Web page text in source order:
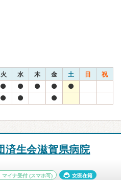
火 水 木 金 土 日 祝
済生会滋賀県病院
マイナ受付 (スマホ可) 女医在籍